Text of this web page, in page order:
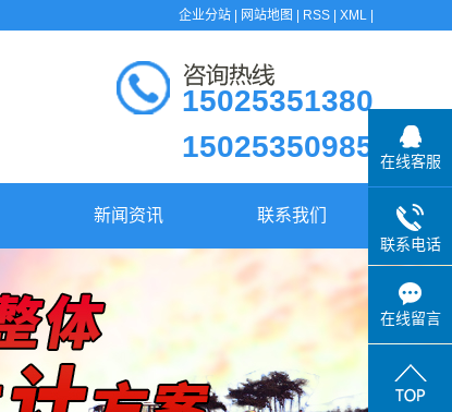
企业分站 网站地图 RSS XML
15025351380
15025350985
新闻资讯
常见问答
垃圾桶
联系我们
在线客服
联系电话
在线留言